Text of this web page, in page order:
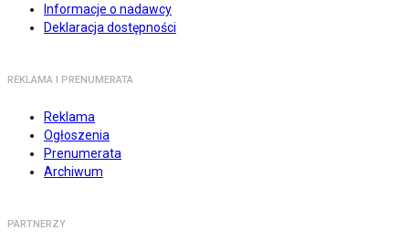
Informacje o nadawcy
Deklaracja dostępności
REKLAMA I PRENUMERATA
Reklama
Ogłoszenia
Prenumerata
Archiwum
PARTNERZY